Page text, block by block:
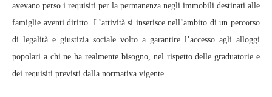
avevano perso i requisiti per la permanenza negli immobili destinati alle
famiglie aventi diritto. L’attività si inserisce nell’ambito di un percorso
di legalità e giustizia sociale volto a garantire l’accesso agli alloggi
popolari a chi ne ha realmente bisogno, nel rispetto delle graduatorie e
dei requisiti previsti dalla normativa vigente.